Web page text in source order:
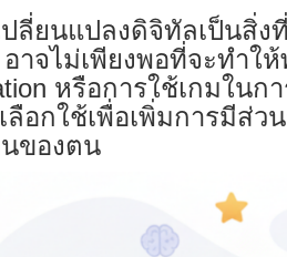
ลี่ยนแปลงดิจิทัลเป็นสิ่ง
าจไม่เพียงพอที่จะทำ
หรือการใช้เกมใน
อกใช้เพื่อเพิ่มการมีส่ว
ของตน